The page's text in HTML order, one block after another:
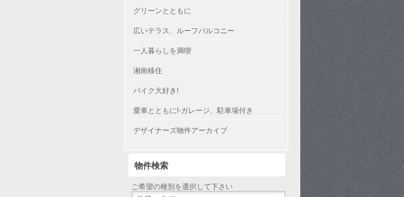
グリーンとともに
広いテラス、ルーフバルコニー
一人暮らしを満喫
湘南移住
バイク大好き!
愛車とともに!-ガレージ、駐車場付き
デザイナーズ物件アーカイブ
物件検索
ご希望の種別を選択して下さい